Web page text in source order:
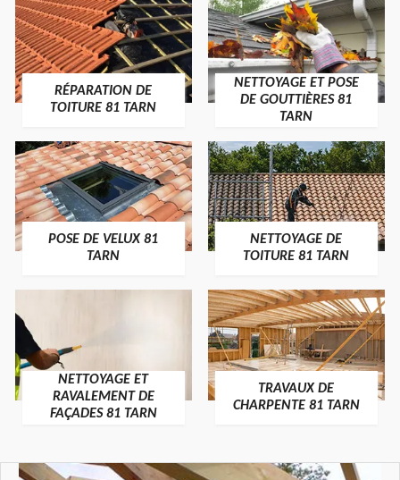
RÉPARATION DE
TOITURE 81 TARN
NETTOYAGE ET POSE
DE GOUTTIÈRES 81
TARN
POSE DE VELUX 81
TARN
NETTOYAGE DE
TOITURE 81 TARN
NETTOYAGE ET
RAVALEMENT DE
FAÇADES 81 TARN
TRAVAUX DE
CHARPENTE 81 TARN